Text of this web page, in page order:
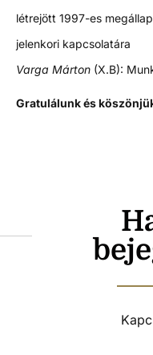
létrejött 1997-es
jelenkori kapcsolatára
Varga Márton (X.B):
Gratulálunk és